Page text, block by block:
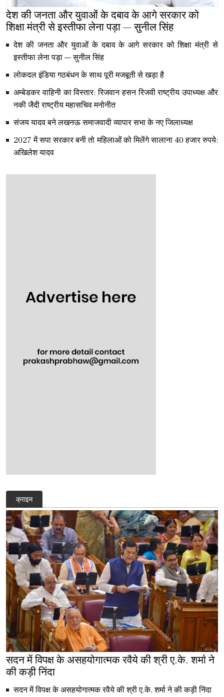
देश की जनता और युवाओं के दबाव के आगे सरकार को
शिक्षा मंत्री से इस्तीफा लेना पड़ा — सुनील सिंह
देश की जनता और युवाओं के दबाव के आगे सरकार को शिक्षा मंत्री से
इस्तीफा लेना पड़ा — सुनील सिंह
लोकदल इंडिया गठबंधन के साथ पूरी मजबूती से खड़ा है
अम्बेडकर वाहिनी का विस्तार: रिजवान हसन रिजवी राष्ट्रीय उपाध्यक्ष और
नकी जैदी राष्ट्रीय महासचिव मनोनीत
संजय यादव बने लखनऊ समाजवादी व्यापार सभा के नए जिलाध्यक्ष
2027 में सपा सरकार बनी तो महिलाओं को मिलेंगे सालाना 40 हजार रुपये:
अखिलेश यादव
क्राइम
सदन में विपक्ष के असहयोगात्मक रवैये की श्री ए.के. शर्मा ने
की कड़ी निंदा
सदन में विपक्ष के असहयोगात्मक रवैये की श्री ए.के. शर्मा ने की कड़ी निंदा